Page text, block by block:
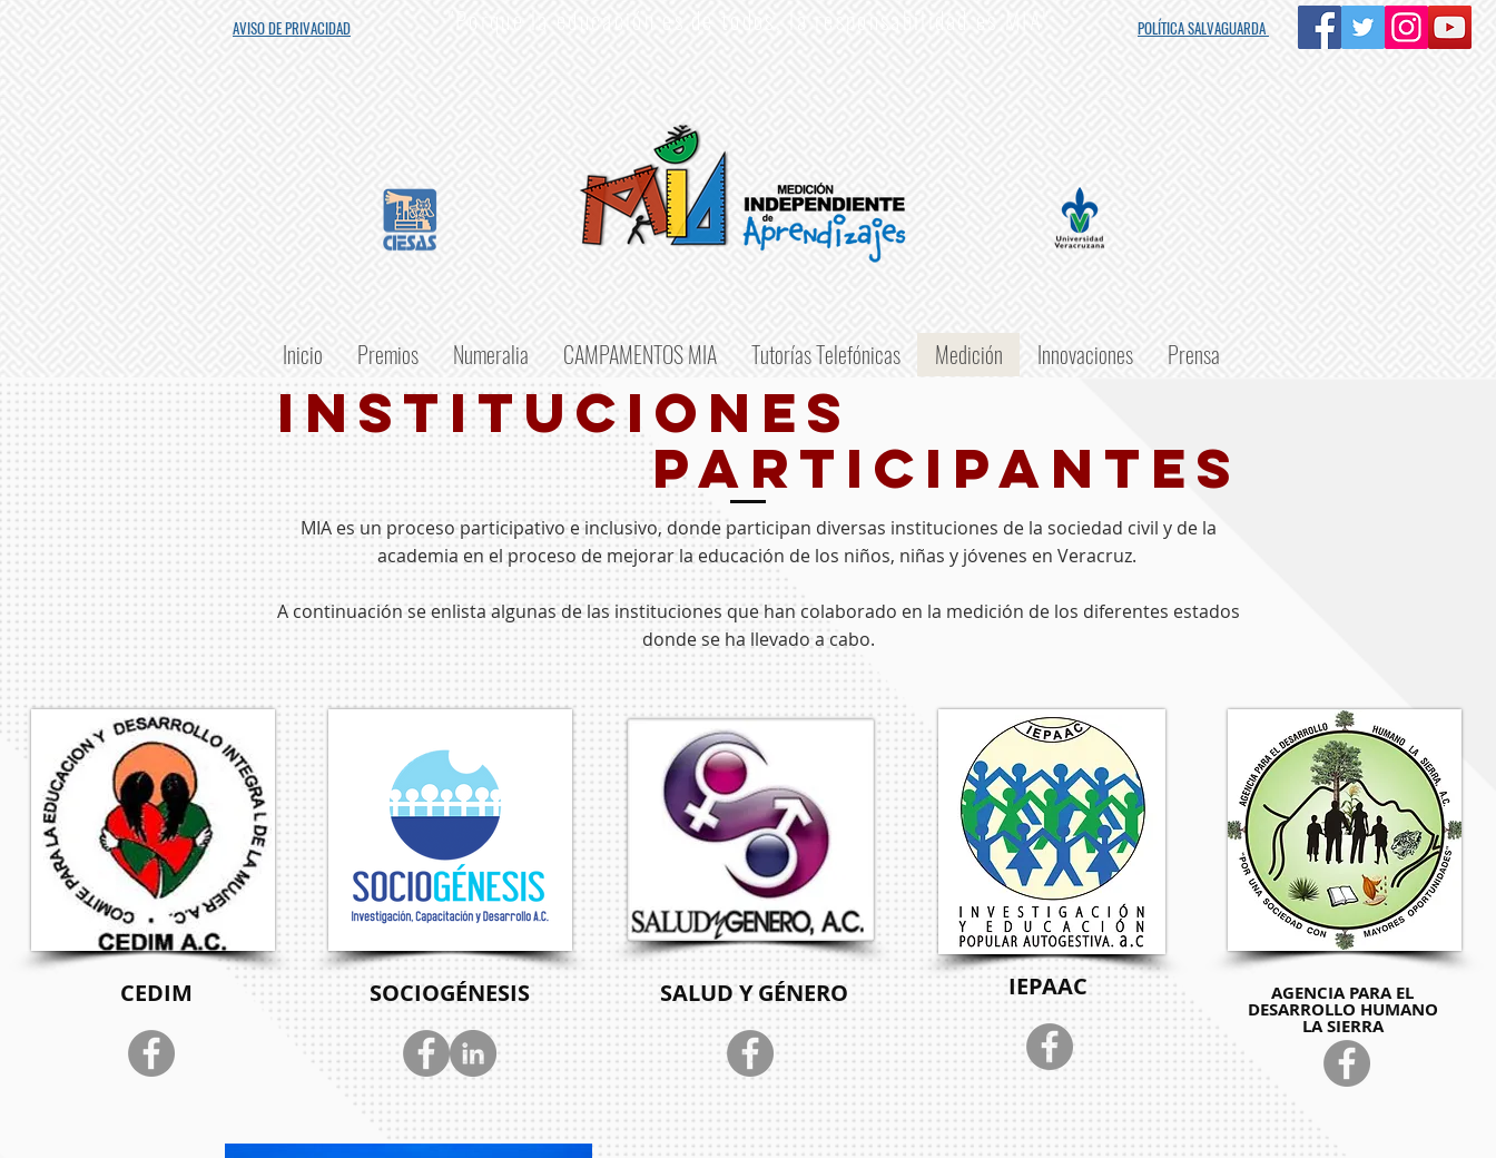
AVISO DE PRIVACIDAD POLÍTICA SALVAGUARDA
Inicio Premios Numeralia CAMPAMENTOS MIA Tutorías Telefónicas Medición Innovaciones Prensa
INSTITUCIONES
PARTICIPANTES
MIA es un proceso participativo e inclusivo, donde participan diversas instituciones de la sociedad civil y de la
academia en el proceso de mejorar la educación de los niños, niñas y jóvenes en Veracruz.
A continuación se enlista algunas de las instituciones que han colaborado en la medición de los diferentes estados
donde se ha llevado a cabo.
CEDIM SOCIOGÉNESIS SALUD Y GÉNERO IEPAAC AGENCIA PARA EL
DESARROLLO HUMANO
LA SIERRA